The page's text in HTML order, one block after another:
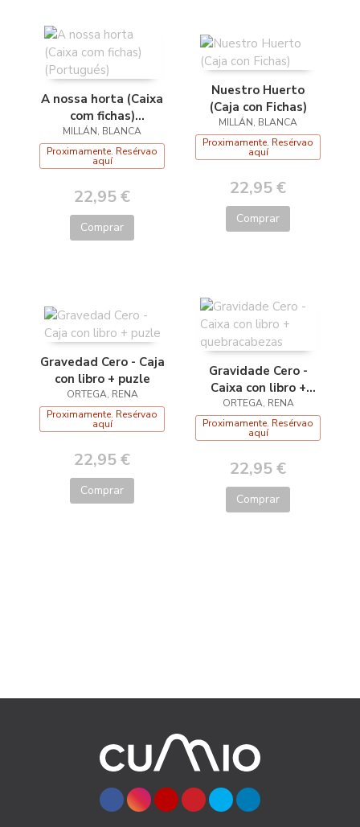
A nossa horta (Caixa
com fichas)
(Portugués)
MILLÁN, BLANCA
Proximamente. Resérvao
aquí
22,95 €
Comprar
Nuestro Huerto
(Caja con Fichas)
MILLÁN, BLANCA
Proximamente. Resérvao
aquí
22,95 €
Comprar
Gravedad Cero - Caja
con libro + puzle
ORTEGA, RENA
Proximamente. Resérvao
aquí
22,95 €
Comprar
Gravidade Cero -
Caixa con libro +
quebracabezas
ORTEGA, RENA
Proximamente. Resérvao
aquí
22,95 €
Comprar